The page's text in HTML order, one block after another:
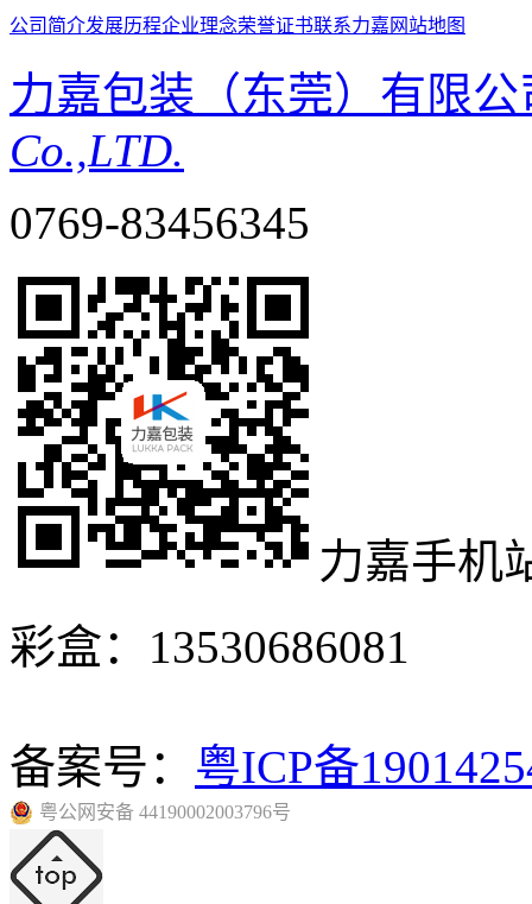
公司简介发展历程企业理念荣誉证书联系力嘉 网站地图
力嘉包装（东莞）有限
Co.,LTD.
0769-83456345
力嘉手机
彩盒：13530686081
备案号： 粤ICP备
粤公网安备 44190002003796号